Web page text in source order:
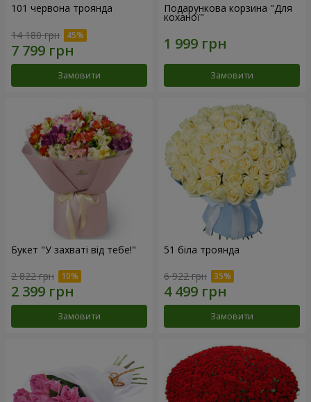
101 червона троянда
14 180 грн
Замовити
Подарункова корзина "Для
коханої"
Замовити
Букет "У захваті від тебе!"
2 822 грн
Замовити
51 біла троянда
6 922 грн
Замовити